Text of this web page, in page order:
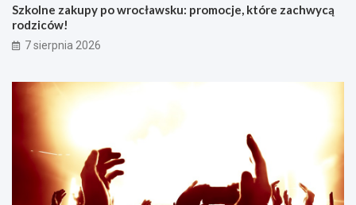
Szkolne zakupy po wrocławsku: promocje, które zachwycą
rodziców!
7 sierpnia 2026